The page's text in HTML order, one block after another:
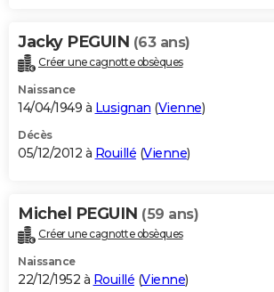
Jacky PEGUIN (63 ans)
Créer une cagnotte obsèques
Naissance
14/04/1949 à Lusignan (Vienne)
Décès
05/12/2012 à Rouillé (Vienne)
Michel PEGUIN (59 ans)
Créer une cagnotte obsèques
Naissance
22/12/1952 à Rouillé (Vienne)